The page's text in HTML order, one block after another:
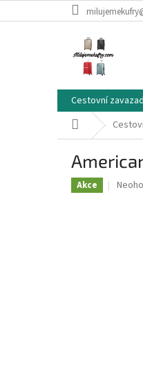
na
Cestovní
Domů
Akce